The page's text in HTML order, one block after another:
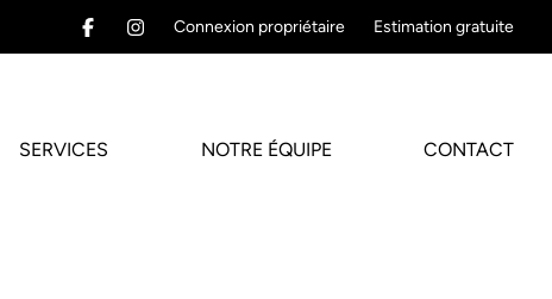
Connexion propriétaire Estimation gratuite
SERVICES NOTRE ÉQUIPE CONTACT